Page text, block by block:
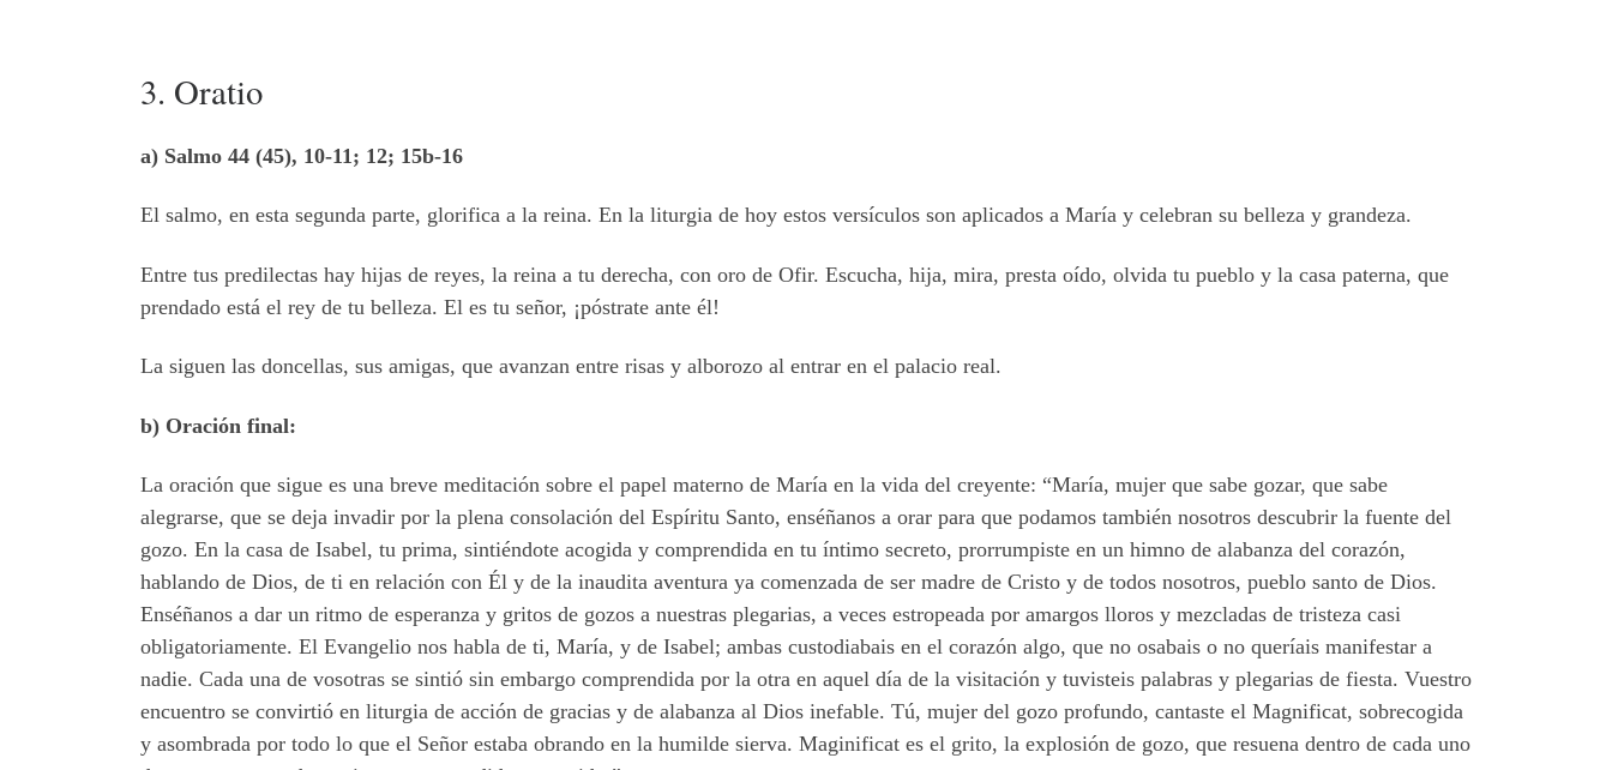
3. Oratio
a) Salmo 44 (45), 10-11; 12; 15b-16
El salmo, en esta segunda parte, glorifica a la reina. En la liturgia de hoy estos versículos son aplicados a María y celebran su belleza y grandeza.
Entre tus predilectas hay hijas de reyes, la reina a tu derecha, con oro de Ofir. Escucha, hija, mira, presta oído, olvida tu pueblo y la casa paterna, que
prendado está el rey de tu belleza. El es tu señor, ¡póstrate ante él!
La siguen las doncellas, sus amigas, que avanzan entre risas y alborozo al entrar en el palacio real.
b) Oración final:
La oración que sigue es una breve meditación sobre el papel materno de María en la vida del creyente: “María, mujer que sabe gozar, que sabe
alegrarse, que se deja invadir por la plena consolación del Espíritu Santo, enséñanos a orar para que podamos también nosotros descubrir la fuente del
gozo. En la casa de Isabel, tu prima, sintiéndote acogida y comprendida en tu íntimo secreto, prorrumpiste en un himno de alabanza del corazón,
hablando de Dios, de ti en relación con Él y de la inaudita aventura ya comenzada de ser madre de Cristo y de todos nosotros, pueblo santo de Dios.
Enséñanos a dar un ritmo de esperanza y gritos de gozos a nuestras plegarias, a veces estropeada por amargos lloros y mezcladas de tristeza casi
obligatoriamente. El Evangelio nos habla de ti, María, y de Isabel; ambas custodiabais en el corazón algo, que no osabais o no queríais manifestar a
nadie. Cada una de vosotras se sintió sin embargo comprendida por la otra en aquel día de la visitación y tuvisteis palabras y plegarias de fiesta. Vuestro
encuentro se convirtió en liturgia de acción de gracias y de alabanza al Dios inefable. Tú, mujer del gozo profundo, cantaste el Magnificat, sobrecogida
y asombrada por todo lo que el Señor estaba obrando en la humilde sierva. Maginificat es el grito, la explosión de gozo, que resuena dentro de cada uno